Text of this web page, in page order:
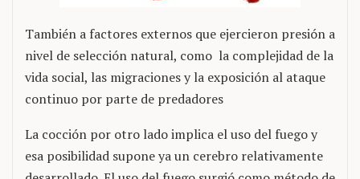
También a factores externos que ejercieron presión a
nivel de selección natural, como la complejidad de la
vida social, las migraciones y la exposición al ataque
continuo por parte de predadores
La cocción por otro lado implica el uso del fuego y
esa posibilidad supone ya un cerebro relativamente